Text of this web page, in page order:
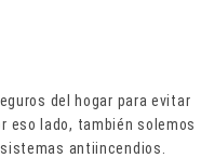
del hogar para evitar
eso lado, también solemos
antiincendios.